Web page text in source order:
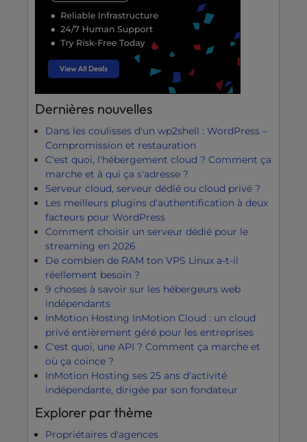
Dernières nouvelles
Dans les coulisses d'un wp2shell : WordPress –
Compromission et restauration
C'est quoi, l'hébergement cloud ? Comment ça
marche et à qui ça s'adresse ?
Serveur cloud, serveur dédié ou cloud privé ?
Les meilleurs plugins d'authentification à deux
facteurs pour WordPress
Comment choisir un serveur dédié pour le
streaming en 2026
De combien de RAM ton VPS Linux a-t-il
réellement besoin ?
9 choses à savoir sur les hébergeurs web
indépendants
InMotion Hosting InMotion Cloud : un cloud
privé entièrement géré pour les entreprises
C'est quoi, une API ? Comment ça marche et
où ça coince ?
InMotion Hosting ses 25 ans d'activité
indépendante, dirigée par son fondateur
Explorer par thème
Propriétaires d'agences